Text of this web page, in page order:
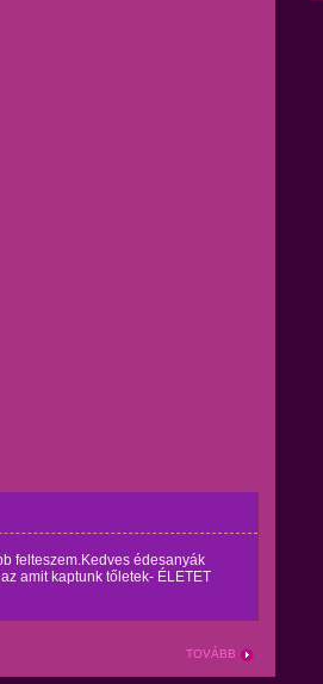
felteszem.Kedves édesanyák
amit kaptunk tőletek- ÉLETET
TOVÁBB